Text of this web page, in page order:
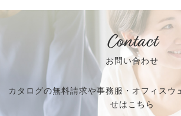
Contact
お問い合わせ
カタログの無料請求や事務服・オフィスウ
せはこちら